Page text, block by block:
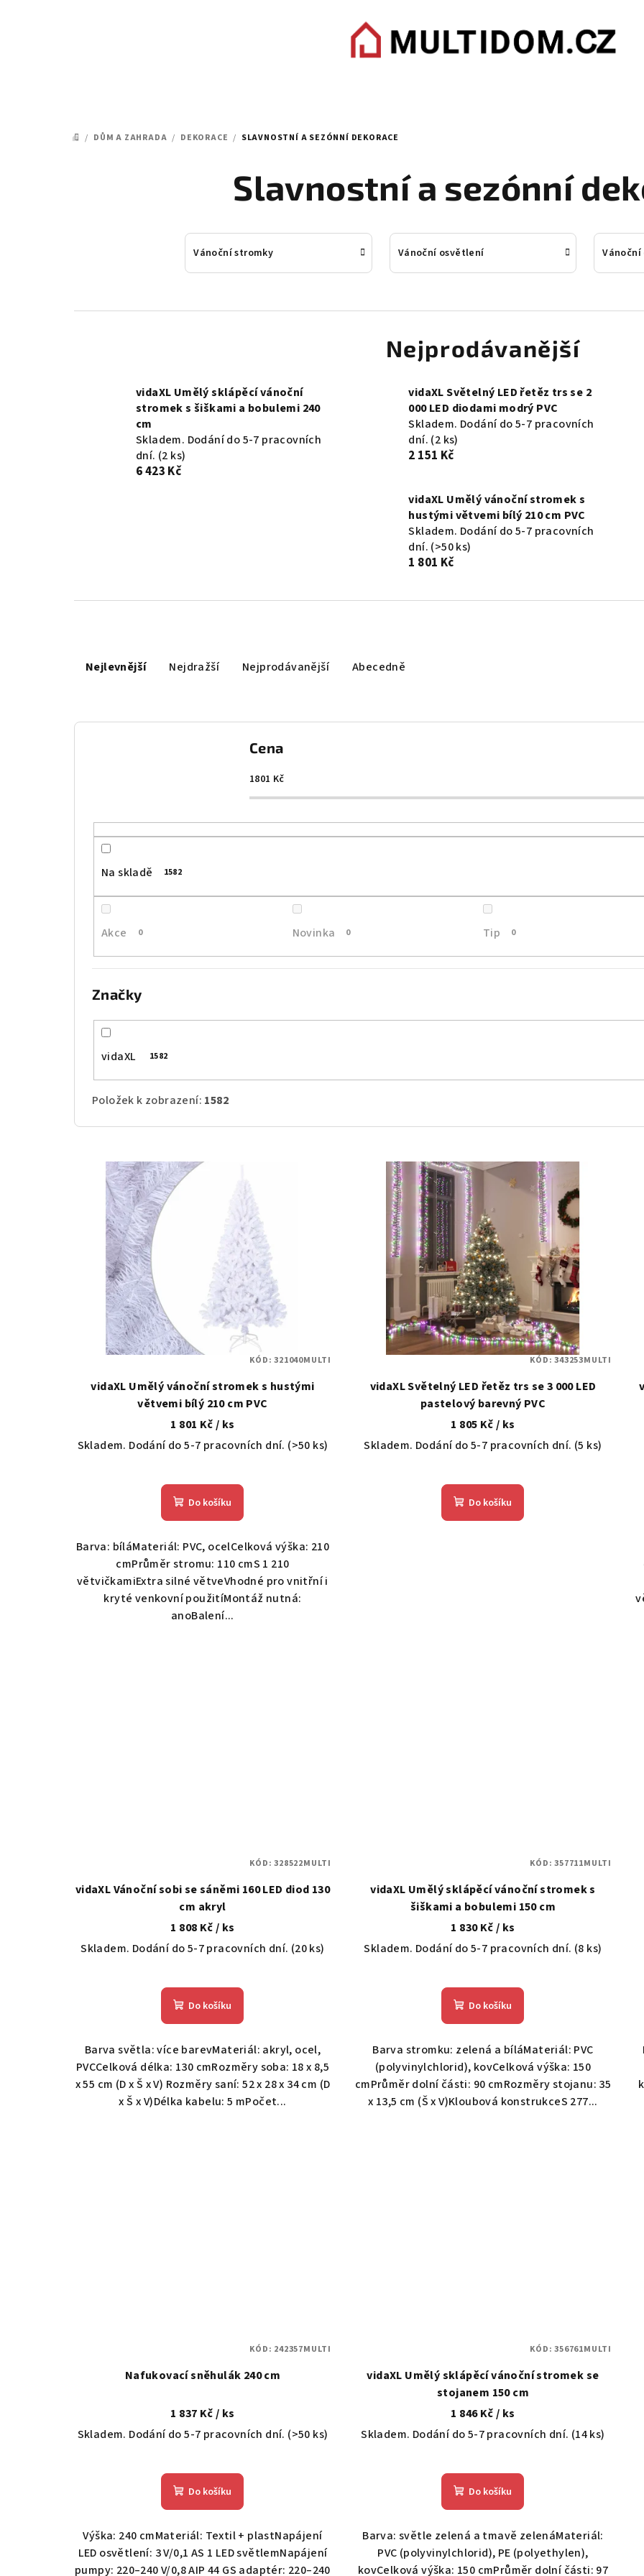
DOMŮ
/ DŮM A ZAHRADA / DEKORACE / SLAVNOSTNÍ A SEZÓNNÍ DEKORACE
Slavnostní a sezónní
Vánoční stromky Vánoční osvětlení Vánoční
Nejprodávanější
vidaXL Umělý sklápěcí vánoční
stromek s šiškami a bobulemi 240
cm
Skladem. Dodání do 5-7 pracovních
dní. (2 ks)
6 423 Kč
vidaXL Světelný LED řetěz trs se 2
000 LED diodami modrý PVC
Skladem. Dodání do 5-7 pracovních
dní. (2 ks)
2 151 Kč
vidaXL Umělý vánoční stromek s
hustými větvemi bílý 210 cm PVC
Skladem. Dodání do 5-7 pracovních
dní. (>50 ks)
1 801 Kč
a
e
Nejlevnější Nejdražší Nejprodávanější Abecedně
Cena
1801 Kč
Na skladě 1582
Akce 0 Novinka 0 Tip 0
Značky
vidaXL 1582
Položek k zobrazení: 1582
k
vidaXL Umělý vánoční stromek s hustými
větvemi bílý 210 cm PVC
1 801 Kč/ ks
Skladem. Dodání do 5-7 pracovních dní. (>50 ks)
Do košíku
Barva: bíláMateriál: PVC, ocelCelková výška: 210
cmPrůměr stromu: 110 cmS 1 210
větvičkamiExtra silné větveVhodné pro vnitřní i
kryté venkovní použitíMontáž nutná:
anoBalení...
KÓD:321040MULTI
vidaXL Světelný LED řetěz trs se 3 000 LED
pastelový barevný PVC
1 805 Kč/ ks
Skladem. Dodání do 5-7 pracovních dní. (5 ks)
Do košíku
KÓD:343253MULTI
vidaXL Vánoční sobi se sáněmi 160 LED diod 130
cm akryl
1 808 Kč/ ks
Skladem. Dodání do 5-7 pracovních dní. (20 ks)
Do košíku
Barva světla: více barevMateriál: akryl, ocel,
PVCCelková délka: 130 cmRozměry soba: 18 x 8,5
x 55 cm (D x Š x V) Rozměry saní: 52 x 28 x 34 cm (D
x Š x V)Délka kabelu: 5 mPočet...
KÓD:328522MULTI
vidaXL Umělý sklápěcí vánoční stromek s
šiškami a bobulemi 150 cm
1 830 Kč/ ks
Skladem. Dodání do 5-7 pracovních dní. (8 ks)
Do košíku
Barva stromku: zelená a bíláMateriál: PVC
(polyvinylchlorid), kovCelková výška: 150
cmPrůměr dolní části: 90 cmRozměry stojanu: 35
x 13,5 cm (Š x V)Kloubová konstrukceS 277...
KÓD:357711MULTI
Nafukovací sněhulák 240 cm
1 837 Kč/ ks
Skladem. Dodání do 5-7 pracovních dní. (>50 ks)
Do košíku
Výška: 240 cmMateriál: Textil + plastNapájení
LED osvětlení: 3 V/0,1 AS 1 LED světlemNapájení
pumpy: 220–240 V/0,8 AIP 44 GS adaptér: 220–240
KÓD: 242357MULTI
vidaXL Umělý sklápěcí vánoční stromek se
stojanem 150 cm
1 846 Kč/ ks
Skladem. Dodání do 5-7 pracovních dní. (14 ks)
Do košíku
Barva: světle zelená a tmavě zelenáMateriál:
PVC (polyvinylchlorid), PE (polyethylen),
kovCelková výška: 150 cmPrůměr dolní části: 97
KÓD:356761MULTI